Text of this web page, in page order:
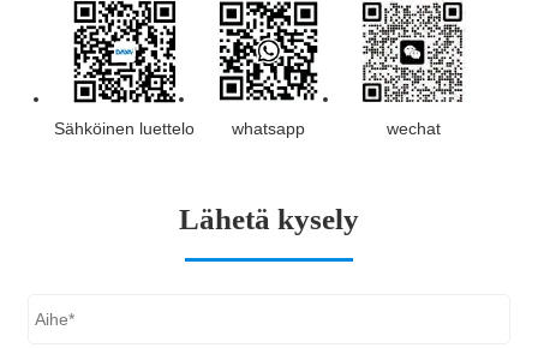
Sähköinen luettelo whatsapp wechat
Lähetä kysely